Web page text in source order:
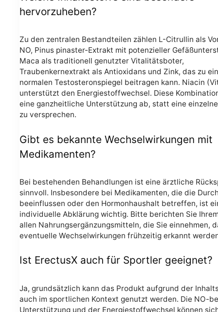
hervorzuheben?
Zu den zentralen Bestandteilen zählen L-Citrullin als
NO, Pinus pinaster-Extrakt mit potenzieller
Maca als traditionell genutzter Vitalitätsboter,
Traubenkernextrakt als Antioxidans und Zink, das zu
normalen Testosteronspiegel beitragen kann. Niacin
unterstützt den Energiestoffwechsel. Diese
eine ganzheitliche Unterstützung ab, statt eine
zu versprechen.
Gibt es bekannte Wechselwirkungen mit
Medikamenten?
Bei bestehenden Behandlungen ist eine ärztliche
sinnvoll. Insbesondere bei Medikamenten, die die
beeinflussen oder den Hormonhaushalt betreffen, ist
individuelle Abklärung wichtig. Bitte berichten Sie
allen Nahrungsergänzungsmitteln, die Sie einnehmen,
eventuelle Wechselwirkungen frühzeitig erkannt
Ist ErectusX auch für Sportler geeignet?
Ja, grundsätzlich kann das Produkt aufgrund der
auch im sportlichen Kontext genutzt werden. Die NO-
Unterstützung und der Energiestoffwechsel können